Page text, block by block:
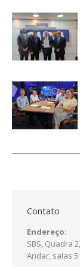
Contato
Endereço:
SBS, Quadra
Andar, salas